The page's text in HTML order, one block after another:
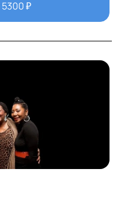
5300₽